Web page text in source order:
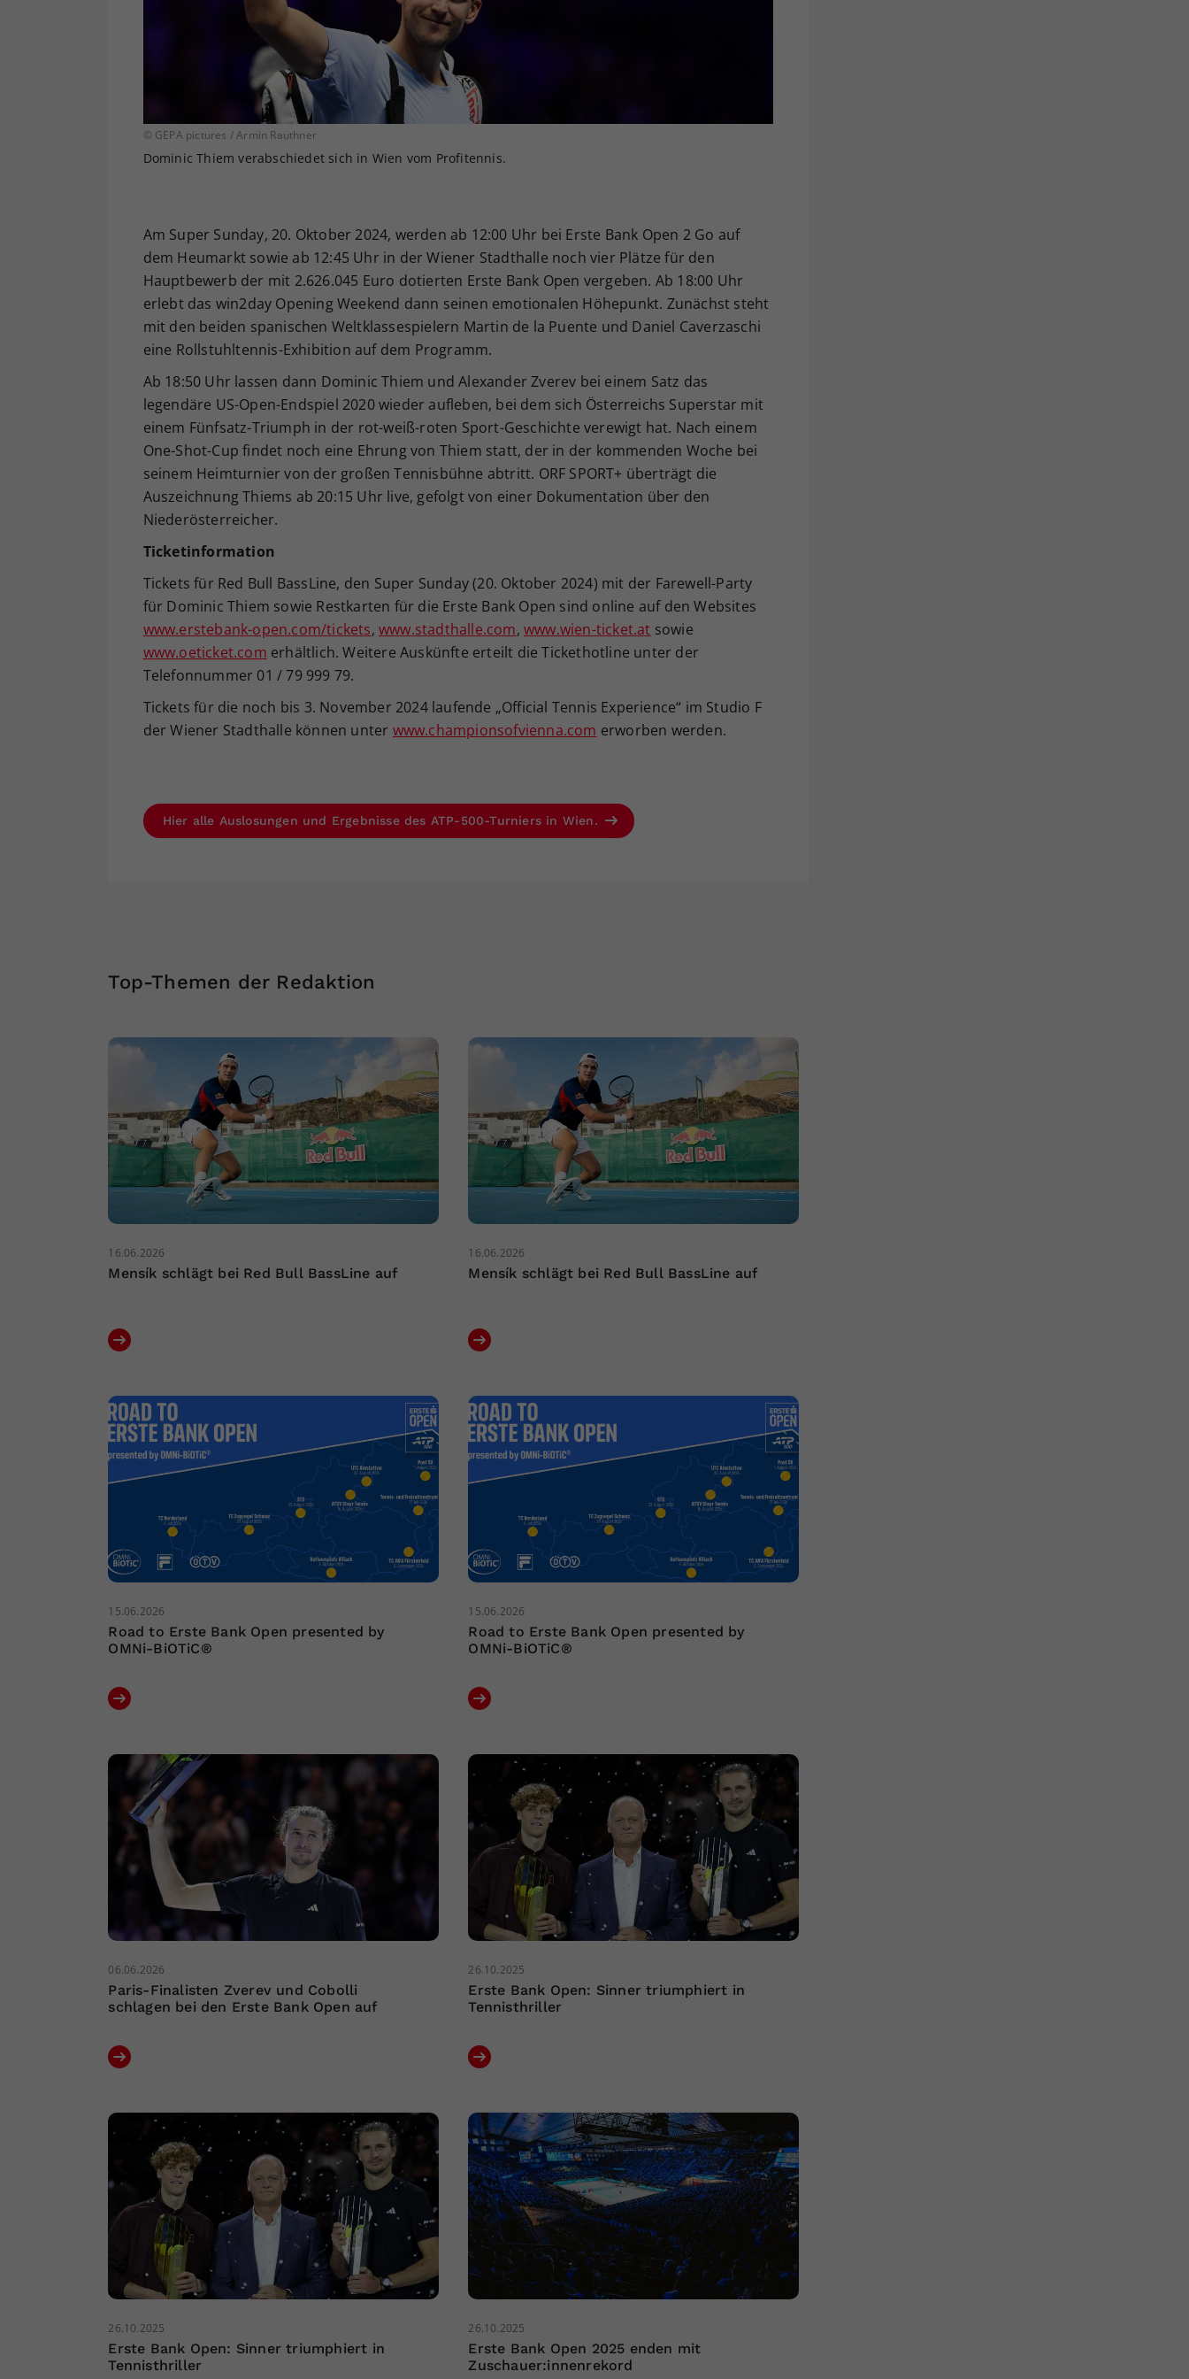
© GEPA pictures / Armin Rauthner
Dominic Thiem verabschiedet sich in Wien vom Profitennis.
Am Super Sunday, 20. Oktober 2024, werden ab 12:00 Uhr bei Erste Bank Open 2 Go auf
dem Heumarkt sowie ab 12:45 Uhr in der Wiener Stadthalle noch vier Plätze für den
Hauptbewerb der mit 2.626.045 Euro dotierten Erste Bank Open vergeben. Ab 18:00 Uhr
erlebt das win2day Opening Weekend dann seinen emotionalen Höhepunkt. Zunächst steht
mit den beiden spanischen Weltklassespielern Martin de la Puente und Daniel Caverzaschi
eine Rollstuhltennis-Exhibition auf dem Programm.
Ab 18:50 Uhr lassen dann Dominic Thiem und Alexander Zverev bei einem Satz das
legendäre US-Open-Endspiel 2020 wieder aufleben, bei dem sich Österreichs Superstar mit
einem Fünfsatz-Triumph in der rot-weiß-roten Sport-Geschichte verewigt hat. Nach einem
One-Shot-Cup findet noch eine Ehrung von Thiem statt, der in der kommenden Woche bei
seinem Heimturnier von der großen Tennisbühne abtritt. ORF SPORT+ überträgt die
Auszeichnung Thiems ab 20:15 Uhr live, gefolgt von einer Dokumentation über den
Niederösterreicher.
Ticketinformation
Tickets für Red Bull BassLine, den Super Sunday (20. Oktober 2024) mit der Farewell-Party
für Dominic Thiem sowie Restkarten für die Erste Bank Open sind online auf den Websites
www.erstebank-open.com/tickets, www.stadthalle.com,www.wien-ticket.at sowie
www.oeticket.com erhältlich. Weitere Auskünfte erteilt die Tickethotline unter der
Telefonnummer 01 / 79 999 79.
Tickets für die noch bis 3. November 2024 laufende „Official Tennis Experience“ im Studio F
der Wiener Stadthalle können unter www.championsofvienna.com erworben werden.
Hier alle Auslosungen und Ergebnisse des ATP-500-Turniers in Wien.
Top-Themen der Redaktion
16.06.2026
Mensík schlägt bei Red Bull BassLine auf
16.06.2026
Mensík schlägt bei Red Bull BassLine auf
15.06.2026
Road to Erste Bank Open presented by
OMNi-BiOTiC®
15.06.2026
Road to Erste Bank Open presented by
OMNi-BiOTiC®
06.06.2026
Paris-Finalisten Zverev und Cobolli
schlagen bei den Erste Bank Open auf
26.10.2025
Erste Bank Open: Sinner triumphiert in
Tennisthriller
26.10.2025
Erste Bank Open: Sinner triumphiert in
Tennisthriller
26.10.2025
Erste Bank Open 2025 enden mit
Zuschauer:innenrekord